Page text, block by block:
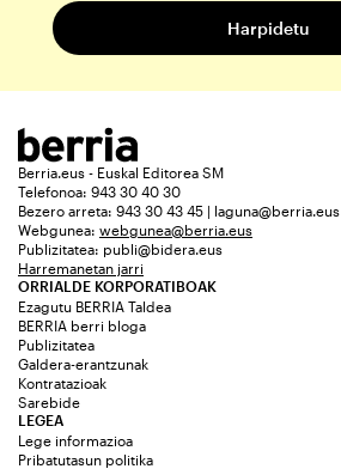
Berria.eus - Euskal Editorea SM
Telefonoa: 943 30 40 30
Bezero arreta: 943 30 43 45 | laguna@berria.eus
Webgunea: webgunea@berria.eus
Publizitatea: publi@bidera.eus
Harremanetan jarri
ORRIALDE KORPORATIBOAK
Ezagutu BERRIA Taldea
BERRIA berri bloga
Publizitatea
Galdera-erantzunak
Kontratazioak
Sarebide
LEGEA
Lege informazioa
Pribatutasun politika